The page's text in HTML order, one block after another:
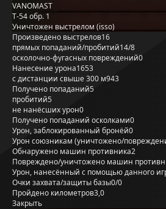
VANOMAST
Т-54 обр. 1
Уничтожен выстрелом (isso)
Произведено выстрелов16
прямых попаданий/пробитий14/8
осколочно-фугасных повреждений0
Нанесение урона1653
с дистанции свыше 300 м943
Получено попаданий5
пробитий5
не нанёсших урон0
Получено попаданий осколками0
Урон, заблокированный бронёй0
Урон союзникам (уничтожено/
Обнаружено машин противника2
Повреждено/уничтожено машин
Урон, нанесённый с помощью данного
Очки захвата/защиты базы0/0
Пройдено километров3,0
Закрыть